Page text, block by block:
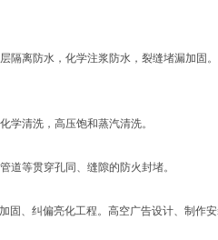
隔离防水，化学注浆防水，裂缝堵漏加固。
学清洗，高压饱和蒸汽清洗。
道等贯穿孔同、缝隙的防火封堵。
、纠偏亮化工程。高空广告设计、制作安